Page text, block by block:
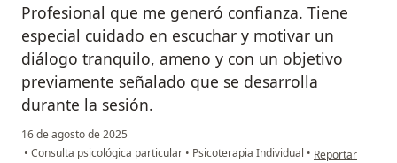
Profesional que me generó confianza. Tiene
especial cuidado en escuchar y motivar un
diálogo tranquilo, ameno y con un objetivo
previamente señalado que se desarrolla
durante la sesión.
16 de agosto de 2025
• Consulta psicológica particular • Psicoterapia Individual • en opinión del
Reportar